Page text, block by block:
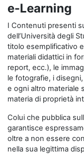
e-Learning
I Contenuti presenti
dell’Università degli
titolo esemplificativo
materiali didattici in
report, ecc.), le
le fotografie, i
e ogni altro materiale
materia di proprietà
Colui che pubblica
garantisce
oltre a non essere
nella sua legittima